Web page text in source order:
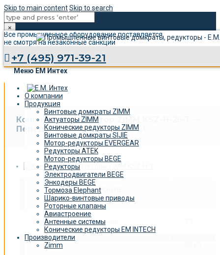
Skip to main contentSkip to search
×
Все промышленное оборудование поставляется,
не смотря на незаконные санкции
+7 (495) 971-39-21
Меню ЕМ Интех
О компании
Продукция
Винтовые домкраты ZIMM
Актуаторы ZIMM
Конические редукторы ZIMM
Винтовые домкраты SIJIE
Мотор-редукторы EVERGEAR
Редукторы ATEK
Мотор-редукторы BEGE
Редукторы
Электродвигатели BEGE
Энкодеры BEGE
Тормоза Elephant
Шарико-винтовые приводы
Роторные клапаны
Авиастроение
Антенные системы
Конические редукторы EM INTECH
Производители
Zimm
Конический редуктор ZIMM KSZ-H-25-T —
Передаточное отношение 1:1
Технические
характеристики
Передаточное отношение:
Размер: